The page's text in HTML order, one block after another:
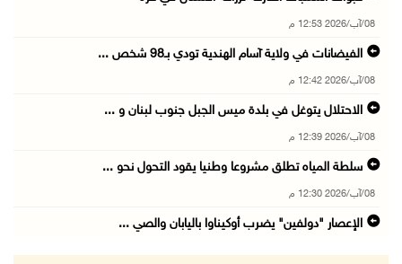
08/آب/2026 12:53 م
الفيضانات في ولاية آسام الهندية تودي بـ98 شخص ...
08/آب/2026 12:42 م
الاحتلال يتوغل في بلدة ميس الجبل جنوب لبنان و ...
08/آب/2026 12:39 م
سلطة المياه تطلق مشروعا وطنيا يقود التحول نحو ...
08/آب/2026 12:30 م
الإعصار "دولفين" يضرب أوكيناوا باليابان والصي ...